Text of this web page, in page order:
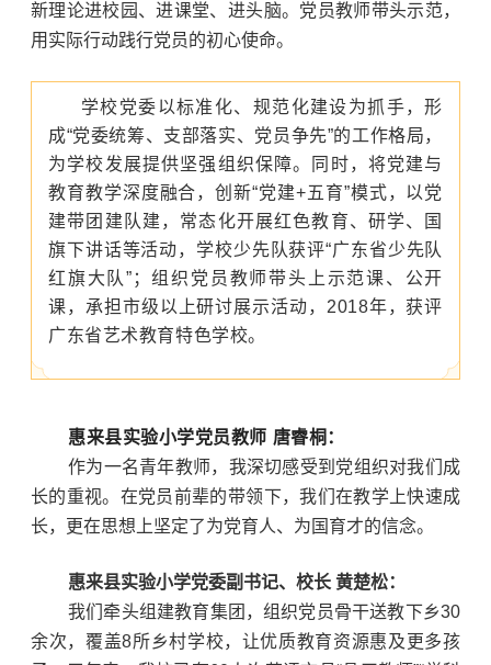
新理论进校园、进课堂、进头脑。党员教师带头示范，
用实际行动践行党员的初心使命。
学校党委以标准化、规范化建设为抓手，形
成“党委统筹、支部落实、党员争先”的工作格局，
为学校发展提供坚强组织保障。同时，将党建与
教育教学深度融合，创新“党建+五育”模式，以党
建带团建队建，常态化开展红色教育、研学、国
旗下讲话等活动，学校少先队获评“广东省少先队
红旗大队”；组织党员教师带头上示范课、公开
课，承担市级以上研讨展示活动，2018年，获评
广东省艺术教育特色学校。
惠来县实验小学党员教师 唐睿桐：
作为一名青年教师，我深切感受到党组织对我们成
长的重视。在党员前辈的带领下，我们在教学上快速成
长，更在思想上坚定了为党育人、为国育才的信念。
惠来县实验小学党委副书记、校长 黄楚松：
我们牵头组建教育集团，组织党员骨干送教下乡30
余次，覆盖8所乡村学校，让优质教育资源惠及更多孩